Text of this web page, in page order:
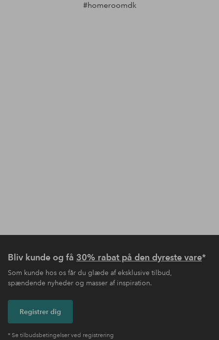
#homeroomdk
Bliv kunde og få 30% rabat på den dyreste vare*
Som kunde hos os får du glæde af eksklusive tilbud,
spændende nyheder og masser af inspiration.
Registrer dig
* Se tilbudsbetingelser ved registrering